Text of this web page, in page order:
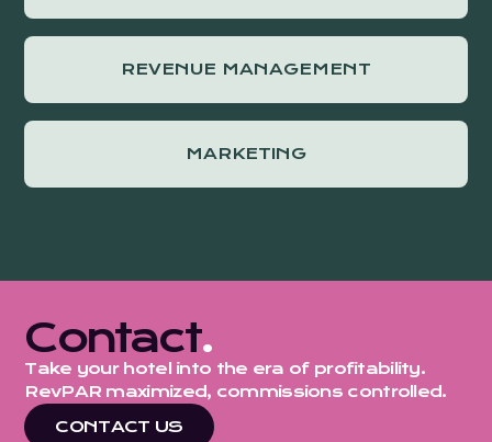
REVENUE MANAGEMENT
MARKETING
Contact.
Take your hotel into the era of profitability.
RevPAR maximized, commissions controlled.
CONTACT US